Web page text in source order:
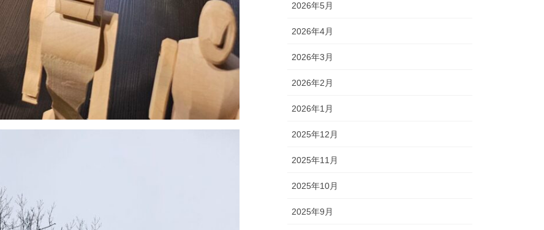
2026年5月
2026年4月
2026年3月
2026年2月
2026年1月
2025年12月
2025年11月
2025年10月
2025年9月